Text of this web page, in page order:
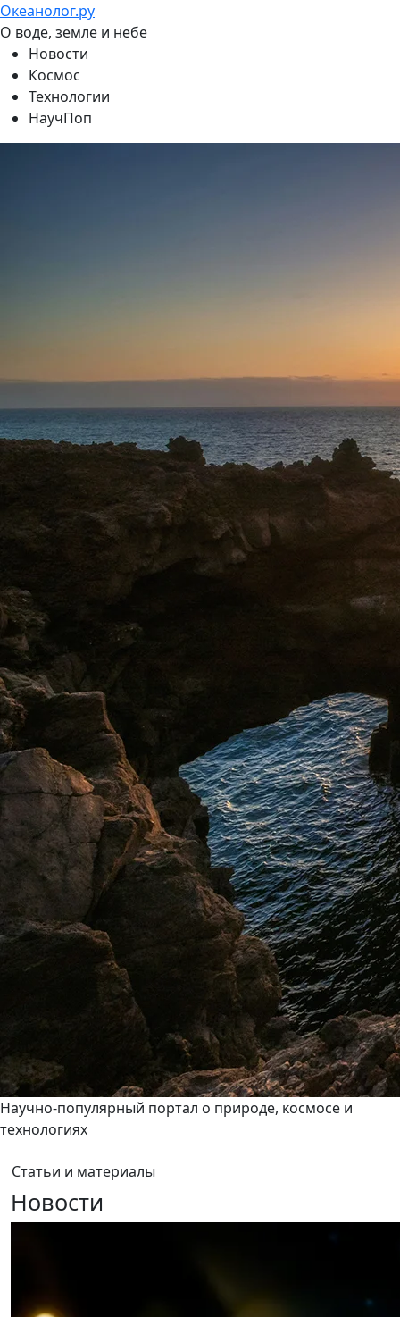
Океанолог.ру
О воде, земле и небе
Новости
Космос
Технологии
НаучПоп
Научно-популярный портал о природе, космосе и
технологиях
Статьи и материалы
Новости